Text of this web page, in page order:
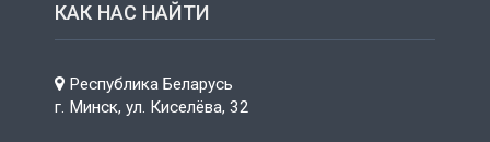
КАК НАС НАЙТИ
Республика Беларусь
г. Минск, ул. Киселёва, 32